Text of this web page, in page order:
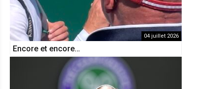
04 juillet 2026
Encore et encore…